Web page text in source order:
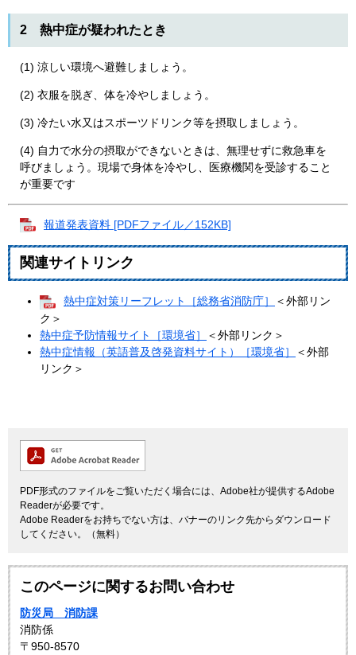
2 熱中症が疑われたとき
(1) 涼しい環境へ避難しましょう。
(2) 衣服を脱ぎ、体を冷やしましょう。
(3) 冷たい水又はスポーツドリンク等を摂取しましょう。
(4) 自力で水分の摂取ができないときは、無理せずに救急車を
呼びましょう。現場で身体を冷やし、医療機関を受診すること
が重要です
報道発表資料 [PDFファイル／152KB]
関連サイトリンク
熱中症対策リーフレット［総務省消防庁］
＜外部リン
ク＞
熱中症予防情報サイト［環境省］
＜外部リンク＞
熱中症情報（英語普及啓発資料サイト）［環境省］
＜外部
リンク＞
PDF形式のファイルをご覧いただく場合には、Adobe社が提供するAdobe
Readerが必要です。
Adobe Readerをお持ちでない方は、バナーのリンク先からダウンロード
してください。（無料）
このページに関するお問い合わせ
防災局 消防課
消防係
〒950-8570